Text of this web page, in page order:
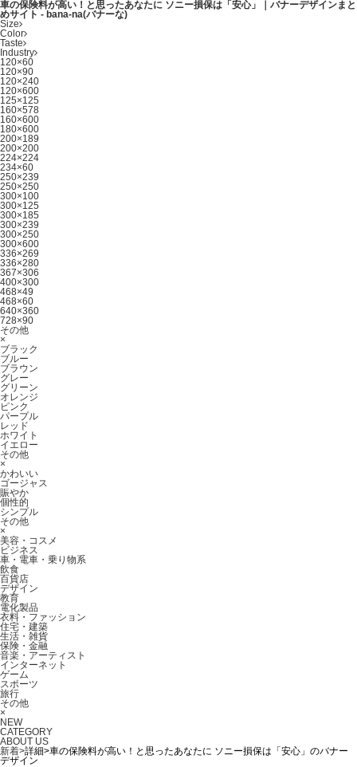
車の保険料が高い！と思ったあなたに ソニー損保は「安心」｜バナーデザインまと
めサイト - bana-na(バナーな)
Size
Color
Taste
Industry
120×60
120×90
120×240
120×600
125×125
160×578
160×600
180×600
200×189
200×200
224×224
234×60
250×239
250×250
300×100
300×125
300×185
300×239
300×250
300×600
336×269
336×280
367×306
400×300
468×49
468×60
640×360
728×90
その他
×
ブラック
ブルー
ブラウン
グレー
グリーン
オレンジ
ピンク
パープル
レッド
ホワイト
イエロー
その他
×
かわいい
ゴージャス
賑やか
個性的
シンプル
その他
×
美容・コスメ
ビジネス
車・電車・乗り物系
飲食
百貨店
デザイン
教育
電化製品
衣料・ファッション
住宅・建築
生活・雑貨
保険・金融
音楽・アーティスト
インターネット
ゲーム
スポーツ
旅行
その他
×
NEW
CATEGORY
ABOUT US
新着>詳細>車の保険料が高い！と思ったあなたに ソニー損保は「安心」のバナー
デザイン